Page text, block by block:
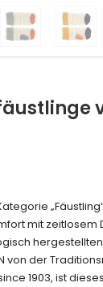
mit zeitlosem
hergestellten
von der
1903, ist